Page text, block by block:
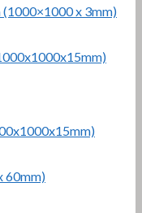
(1000×1000 x 3mm)